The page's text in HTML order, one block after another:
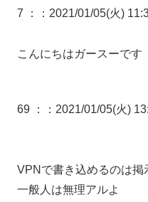
7 ： ：2021/01/05(火)
こんにちはガースーです
69 ： ：2021/01/05(火)
VPNで書き込めるのは掲
一般人は無理アルよ